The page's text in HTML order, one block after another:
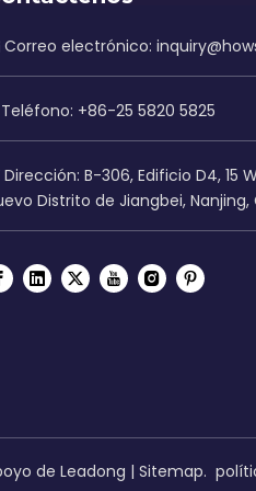
Correo electrónico:
Teléfono: +86-25 5820 5825
Dirección: B-306, Edificio D4, 15
Distrito de Jiangbei, Nanjing,
de Leadong | Sitemap.